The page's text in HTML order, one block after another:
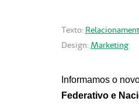
Texto:
Design: Marketing
Informamos o
Federativo e